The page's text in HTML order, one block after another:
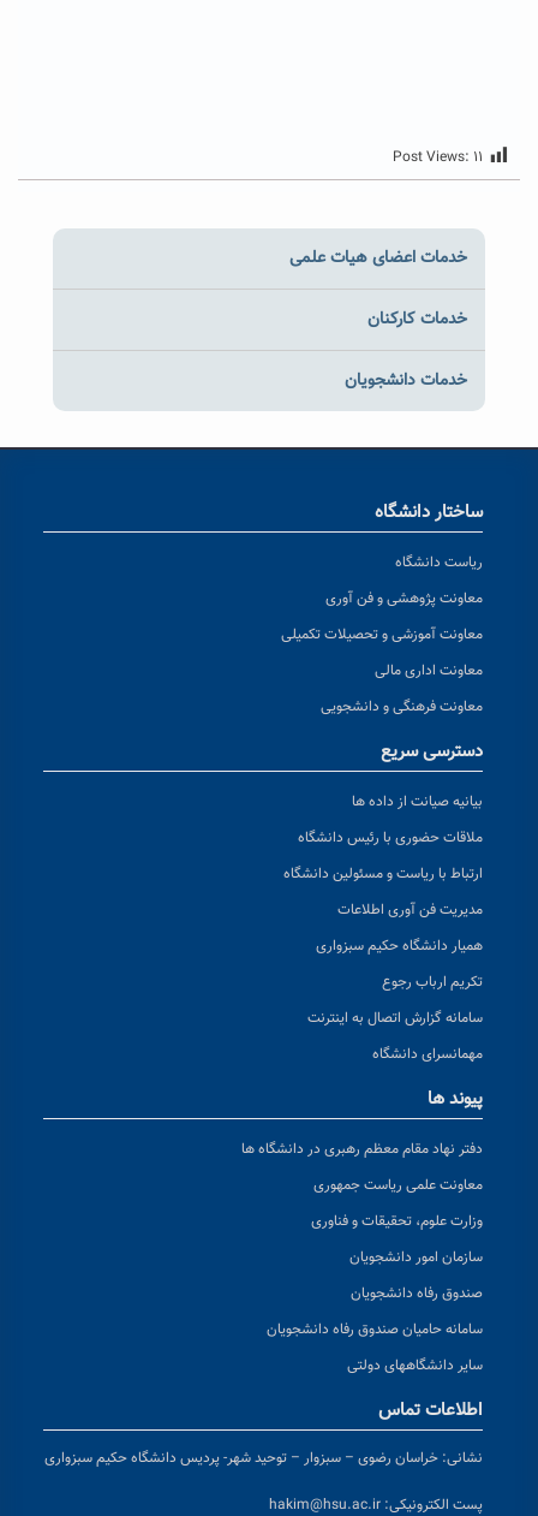
Post Views: ۱۱
خدمات اعضای هیات علمی
خدمات کارکنان
خدمات دانشجویان
ساختار دانشگاه
ریاست دانشگاه
معاونت پژوهشی و فن آوری
معاونت آموزشی و تحصیلات تکمیلی
معاونت اداری مالی
معاونت فرهنگی و دانشجویی
دسترسی سریع
بیانیه صیانت از داده ها
ملاقات حضوری با رئیس دانشگاه
ارتباط با ریاست و مسئولین دانشگاه
مدیریت فن آوری اطلاعات
همیار دانشگاه حکیم سبزواری
تکریم ارباب رجوع
سامانه گزارش اتصال به اینترنت
مهمانسرای دانشگاه
پیوند ها
دفتر نهاد مقام معظم رهبری در دانشگاه ها
معاونت علمی ریاست جمهوری
وزارت علوم، تحقیقات و فناوری
سازمان امور دانشجویان
صندوق رفاه دانشجویان
سامانه حامیان صندوق رفاه دانشجویان
سایر دانشگاههای دولتی
اطلاعات تماس
نشانی: خراسان رضوی – سبزوار – توحید شهر- پردیس دانشگاه حکیم سبزواری
پست الکترونیکی: hakim@hsu.ac.ir